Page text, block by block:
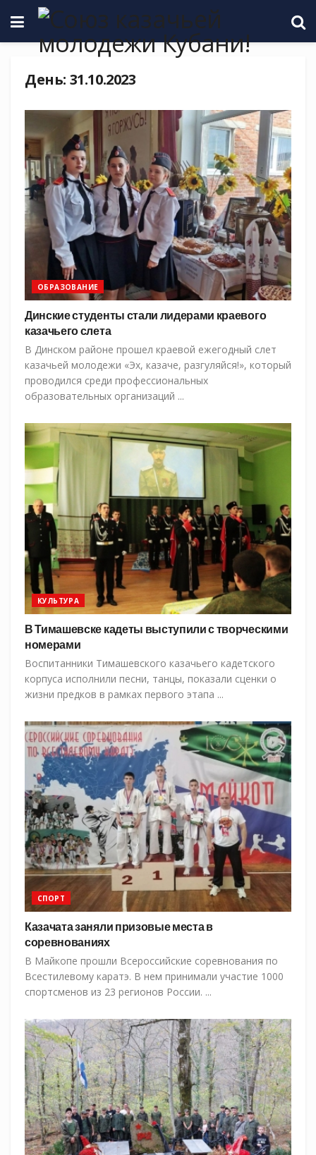
День: 31.10.2023
ОБРАЗОВАНИЕ
Динские студенты стали лидерами краевого
казачьего слета
В Динском районе прошел краевой ежегодный слет
казачьей молодежи «Эх, казаче, разгуляйся!», который
проводился среди профессиональных
образовательных организаций ...
КУЛЬТУРА
В Тимашевске кадеты выступили с творческими
номерами
Воспитанники Тимашевского казачьего кадетского
корпуса исполнили песни, танцы, показали сценки о
жизни предков в рамках первого этапа ...
СПОРТ
Казачата заняли призовые места в
соревнованиях
В Майкопе прошли Всероссийские соревнования по
Всестилевому каратэ. В нем принимали участие 1000
спортсменов из 23 регионов России. ...